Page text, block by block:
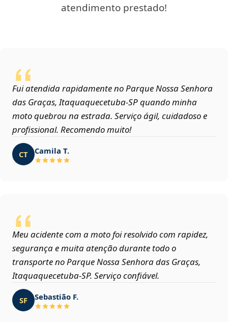
atendimento prestado!
Fui atendida rapidamente no Parque Nossa Senhora
das Graças, Itaquaquecetuba‑SP quando minha
moto quebrou na estrada. Serviço ágil, cuidadoso e
profissional. Recomendo muito!
CT Camila T.
Meu acidente com a moto foi resolvido com rapidez,
segurança e muita atenção durante todo o
transporte no Parque Nossa Senhora das Graças,
Itaquaquecetuba‑SP. Serviço confiável.
SF Sebastião F.